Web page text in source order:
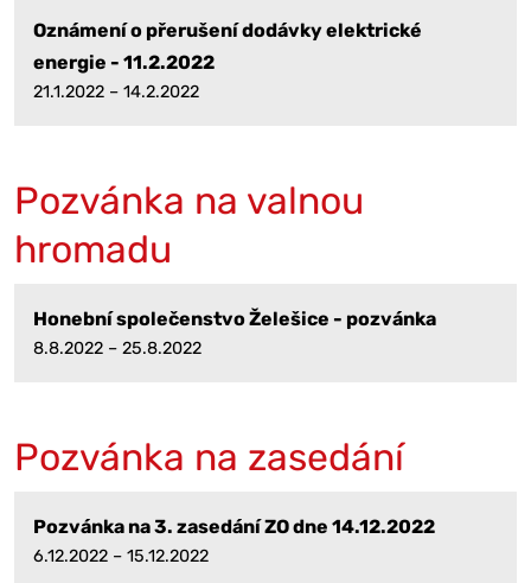
Oznámení o přerušení dodávky elektrické
energie - 11.2.2022
21.1.2022 – 14.2.2022
Pozvánka na valnou
hromadu
Honební společenstvo Želešice - pozvánka
8.8.2022 – 25.8.2022
Pozvánka na zasedání
Pozvánka na 3. zasedání ZO dne 14.12.2022
6.12.2022 – 15.12.2022